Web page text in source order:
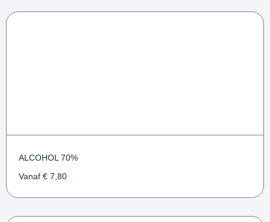
ALCOHOL 70%
Vanaf € 7,80